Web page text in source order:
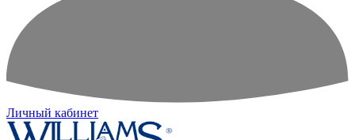
Личный кабинет